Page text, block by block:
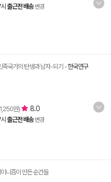
출근전 배송 변경
족국가의 탄생과 남자-되기 -한국연구
원) 8.0
출근전 배송 변경
니즘이 만든 순간들